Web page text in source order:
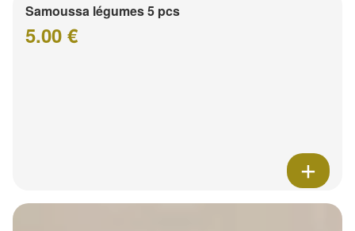
Samoussa légumes 5 pcs
5.00 €